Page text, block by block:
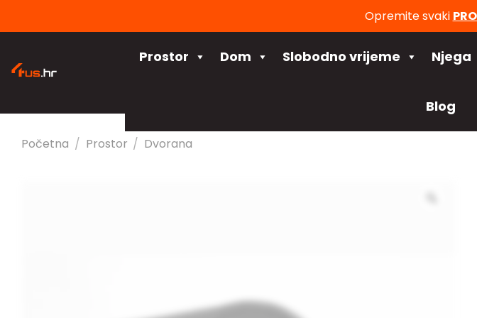
Opremite svaki
Prostor Dom Slobodno vrijeme Njega
Blog
Početna / Prostor / Dvorana